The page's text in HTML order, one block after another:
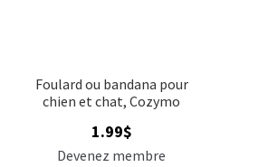
Foulard ou bandana pour
chien et chat, Cozymo
1.99$
Devenez membre